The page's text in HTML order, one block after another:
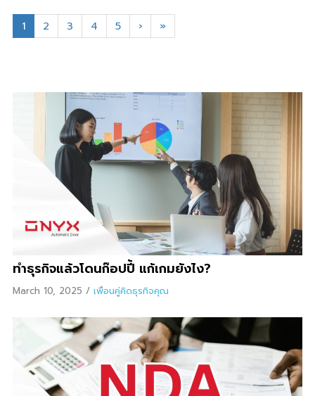
1 2 3 4 5 › »
ทำธุรกิจแล้วโดนก๊อปปี้ แก้เกมยังไง?
March 10, 2025 / เพื่อนคู่คิดธุรกิจคุณ